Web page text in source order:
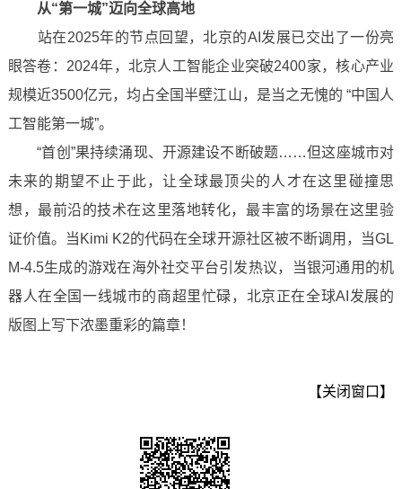
从“第一城”迈向全球高地
站在2025年的节点回望，北京的AI发展已交出了一份亮
眼答卷：2024年，北京人工智能企业突破2400家，核心产业
规模近3500亿元，均占全国半壁江山，是当之无愧的 “中国人
工智能第一城”。
“首创”果持续涌现、开源建设不断破题……但这座城市对
未来的期望不止于此，让全球最顶尖的人才在这里碰撞思
想，最前沿的技术在这里落地转化，最丰富的场景在这里验
证价值。当Kimi K2的代码在全球开源社区被不断调用，当GL
M-4.5生成的游戏在海外社交平台引发热议，当银河通用的机
器人在全国一线城市的商超里忙碌，北京正在全球AI发展的
版图上写下浓墨重彩的篇章！
【关闭窗口】